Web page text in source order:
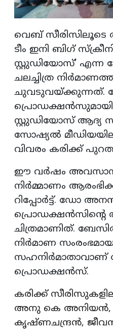
വെബ് സീരിസിലൂടെ
ടീം ഇനി ബിഗ്
സ്റ്റുഡിയോസ്’ എന്ന
ചലച്ചിത്ര
ചുവടുവയ്ക്കുന്നത്.
സ്റ്റുഡിയോസ് ആദ്യ
സോഷ്യല്‍
വിവരം കരിക്ക്
ഈ വര്‍ഷം അവസാനം
നിര്‍മ്മാണം
റിപ്പോര്‍ട്ട്. ഡോ
പ്രൊഡക്ഷന്‍സിന്റെ
ചിത്രമാണിത്.
നിര്‍മാണ
പ്രൊഡക്ഷന്‍സ്.
കരിക്ക്
അനു കെ അനിയന്‍,
കൃഷ്ണചന്ദ്രന്‍,